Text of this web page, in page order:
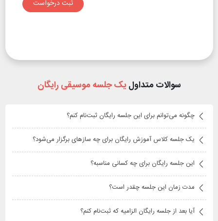
ثبت درخواست
سوالات متداول یک جلسه موسیقی رایگان
چگونه می‌توانم برای این جلسه رایگان ثبت‌نام کنم؟
یک جلسه کلاس آموزش رایگان برای چه سازهای برگزار می‌شود؟
این جلسه رایگان برای چه کسانی مناسبه؟
مدت زمان این جلسه چقدر است؟
آیا بعد از جلسه رایگان الزامیه که ثبت‌نام کنم؟